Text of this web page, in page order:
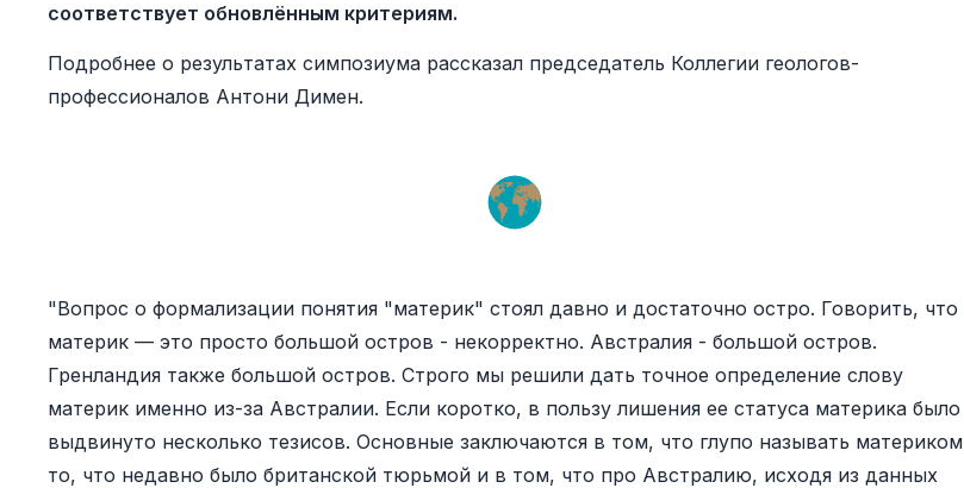
соответствует обновлённым критериям.
Подробнее о результатах симпозиума рассказал председатель Коллегии геологов-
профессионалов Антони Димен.
"Вопрос о формализации понятия "материк" стоял давно и достаточно остро. Говорить, что
материк — это просто большой остров - некорректно. Австралия - большой остров.
Гренландия также большой остров. Строго мы решили дать точное определение слову
материк именно из-за Австралии. Если коротко, в пользу лишения ее статуса материка было
выдвинуто несколько тезисов. Основные заключаются в том, что глупо называть материком
то, что недавно было британской тюрьмой и в том, что про Австралию, исходя из данных